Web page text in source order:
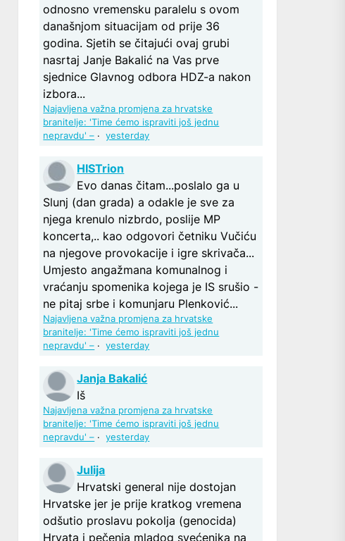
odnosno vremensku paralelu s ovom
današnjom situacijam od prije 36
godina. Sjetih se čitajući ovaj grubi
nasrtaj Janje Bakalić na Vas prve
sjednice Glavnog odbora HDZ-a nakon
izbora...
Najavljena važna promjena za hrvatske
branitelje: 'Time ćemo ispraviti još jednu
nepravdu' – ·yesterday
HISTrion
Evo danas čitam...poslalo ga u
Slunj (dan grada) a odakle je sve za
njega krenulo nizbrdo, poslije MP
koncerta,.. kao odgovori četniku Vučiću
na njegove provokacije i igre skrivača...
Umjesto angažmana komunalnog i
vraćanju spomenika kojega je IS srušio -
ne pitaj srbe i komunjaru Plenković...
Najavljena važna promjena za hrvatske
branitelje: 'Time ćemo ispraviti još jednu
nepravdu' – ·yesterday
Janja Bakalić
Iš
Najavljena važna promjena za hrvatske
branitelje: 'Time ćemo ispraviti još jednu
nepravdu' – ·yesterday
Julija
Hrvatski general nije dostojan
Hrvatske jer je prije kratkog vremena
odšutio proslavu pokolja (genocida)
Hrvata i pečenja mladog svećenika na